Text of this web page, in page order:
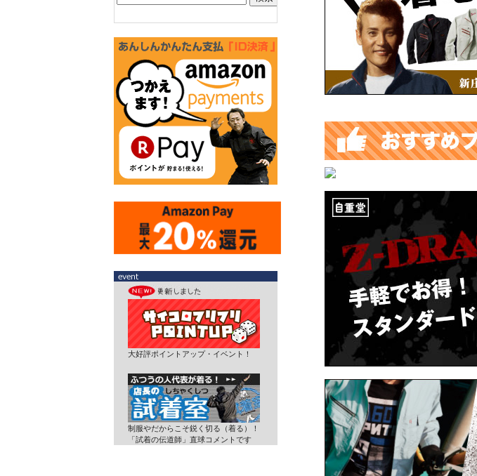
大好評ポイントアップ・イベント！
制服やだからこそ鋭く切る（着る）！
「試着の伝道師」直球コメントです